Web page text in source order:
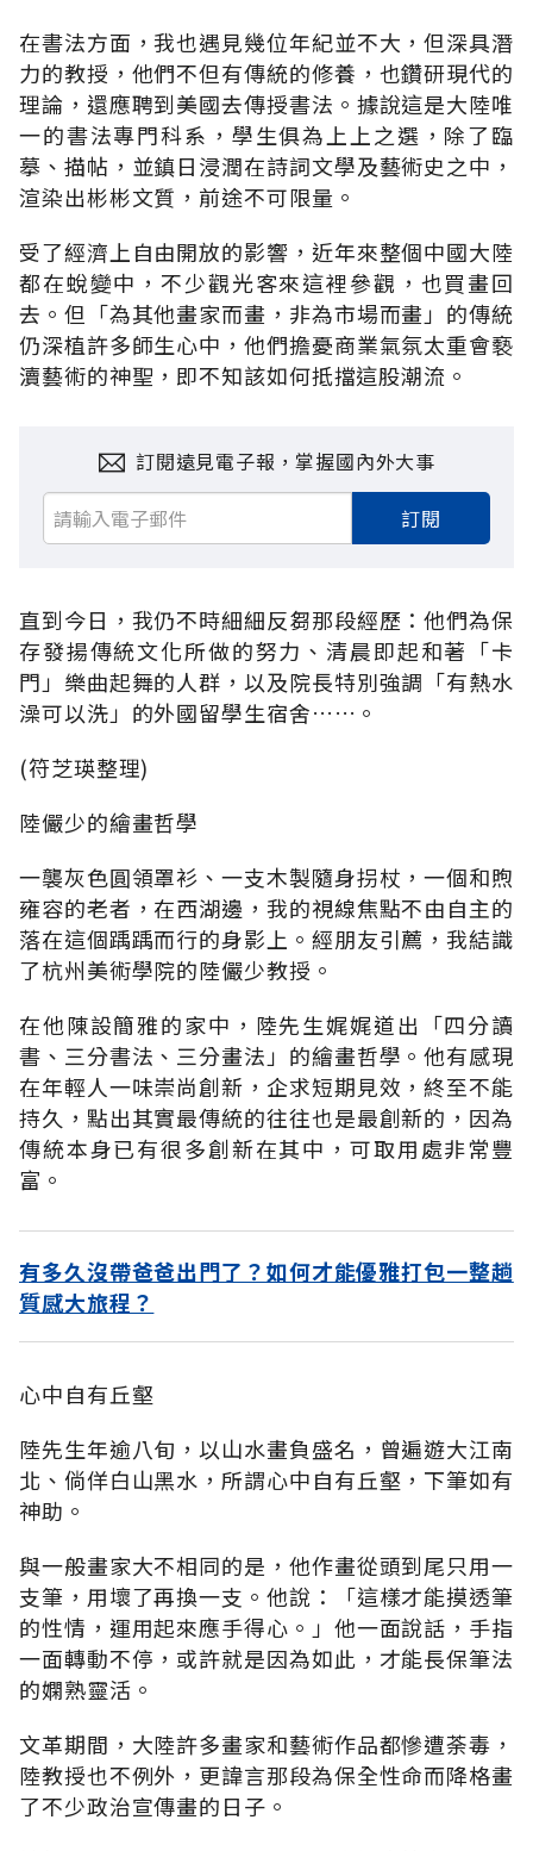
在書法方面，我也遇見幾位年紀並不大，但深具潛
力的教授，他們不但有傳統的修養，也鑽研現代的
理論，還應聘到美國去傳授書法。據說這是大陸唯
一的書法專門科系，學生俱為上上之選，除了臨
摹、描帖，並鎮日浸潤在詩詞文學及藝術史之中，
渲染出彬彬文質，前途不可限量。
受了經濟上自由開放的影響，近年來整個中國大陸
都在蛻變中，不少觀光客來這裡參觀，也買畫回
去。但「為其他畫家而畫，非為市場而畫」的傳統
仍深植許多師生心中，他們擔憂商業氣氛太重會褻
瀆藝術的神聖，即不知該如何抵擋這股潮流。
訂閱遠見電子報，掌握國內外大事
訂閱
直到今日，我仍不時細細反芻那段經歷：他們為保
存發揚傳統文化所做的努力、清晨即起和著「卡
門」樂曲起舞的人群，以及院長特別強調「有熱水
澡可以洗」的外國留學生宿舍……。
(符芝瑛整理)
陸儼少的繪畫哲學
一襲灰色圓領罩衫、一支木製隨身拐杖，一個和煦
雍容的老者，在西湖邊，我的視線焦點不由自主的
落在這個踽踽而行的身影上。經朋友引薦，我結識
了杭州美術學院的陸儼少教授。
在他陳設簡雅的家中，陸先生娓娓道出「四分讀
書、三分書法、三分畫法」的繪畫哲學。他有感現
在年輕人一味崇尚創新，企求短期見效，終至不能
持久，點出其實最傳統的往往也是最創新的，因為
傳統本身已有很多創新在其中，可取用處非常豐
富。
有多久沒帶爸爸出門了？如何才能優雅打包一整趟
質感大旅程？
心中自有丘壑
陸先生年逾八旬，以山水畫負盛名，曾遍遊大江南
北、倘佯白山黑水，所謂心中自有丘壑，下筆如有
神助。
與一般畫家大不相同的是，他作畫從頭到尾只用一
支筆，用壞了再換一支。他說：「這樣才能摸透筆
的性情，運用起來應手得心。」他一面說話，手指
一面轉動不停，或許就是因為如此，才能長保筆法
的嫻熟靈活。
文革期間，大陸許多畫家和藝術作品都慘遭荼毒，
陸教授也不例外，更諱言那段為保全性命而降格畫
了不少政治宣傳畫的日子。